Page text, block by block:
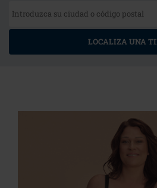
LOCALIZA UNA